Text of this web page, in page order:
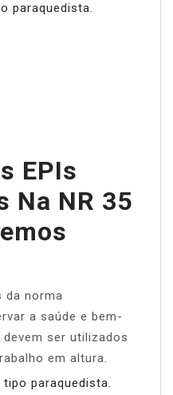
paraquedista.
EPIs
Na NR 35
da norma
a saúde e bem-
ser utilizados
em altura.
paraquedista.